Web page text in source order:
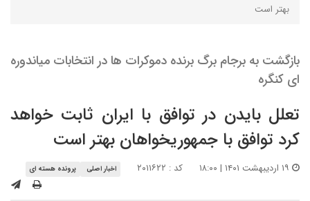
بهتر است
بازگشت به برجام برگ برنده دموکرات ها در انتخابات میاندوره
ای کنگره
تعلل بایدن در توافق با ایران ثابت خواهد
کرد توافق با جمهوریخواهان بهتر است
کد : ۲۰۱۱۶۲۲ اخبار اصلی پرونده هسته ای